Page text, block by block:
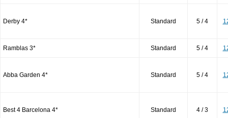
Derby 4* Standard 5 / 4
Ramblas 3* Standard 5 / 4
Abba Garden 4* Standard 5 / 4
Best 4 Barcelona 4* Standard 4 / 3